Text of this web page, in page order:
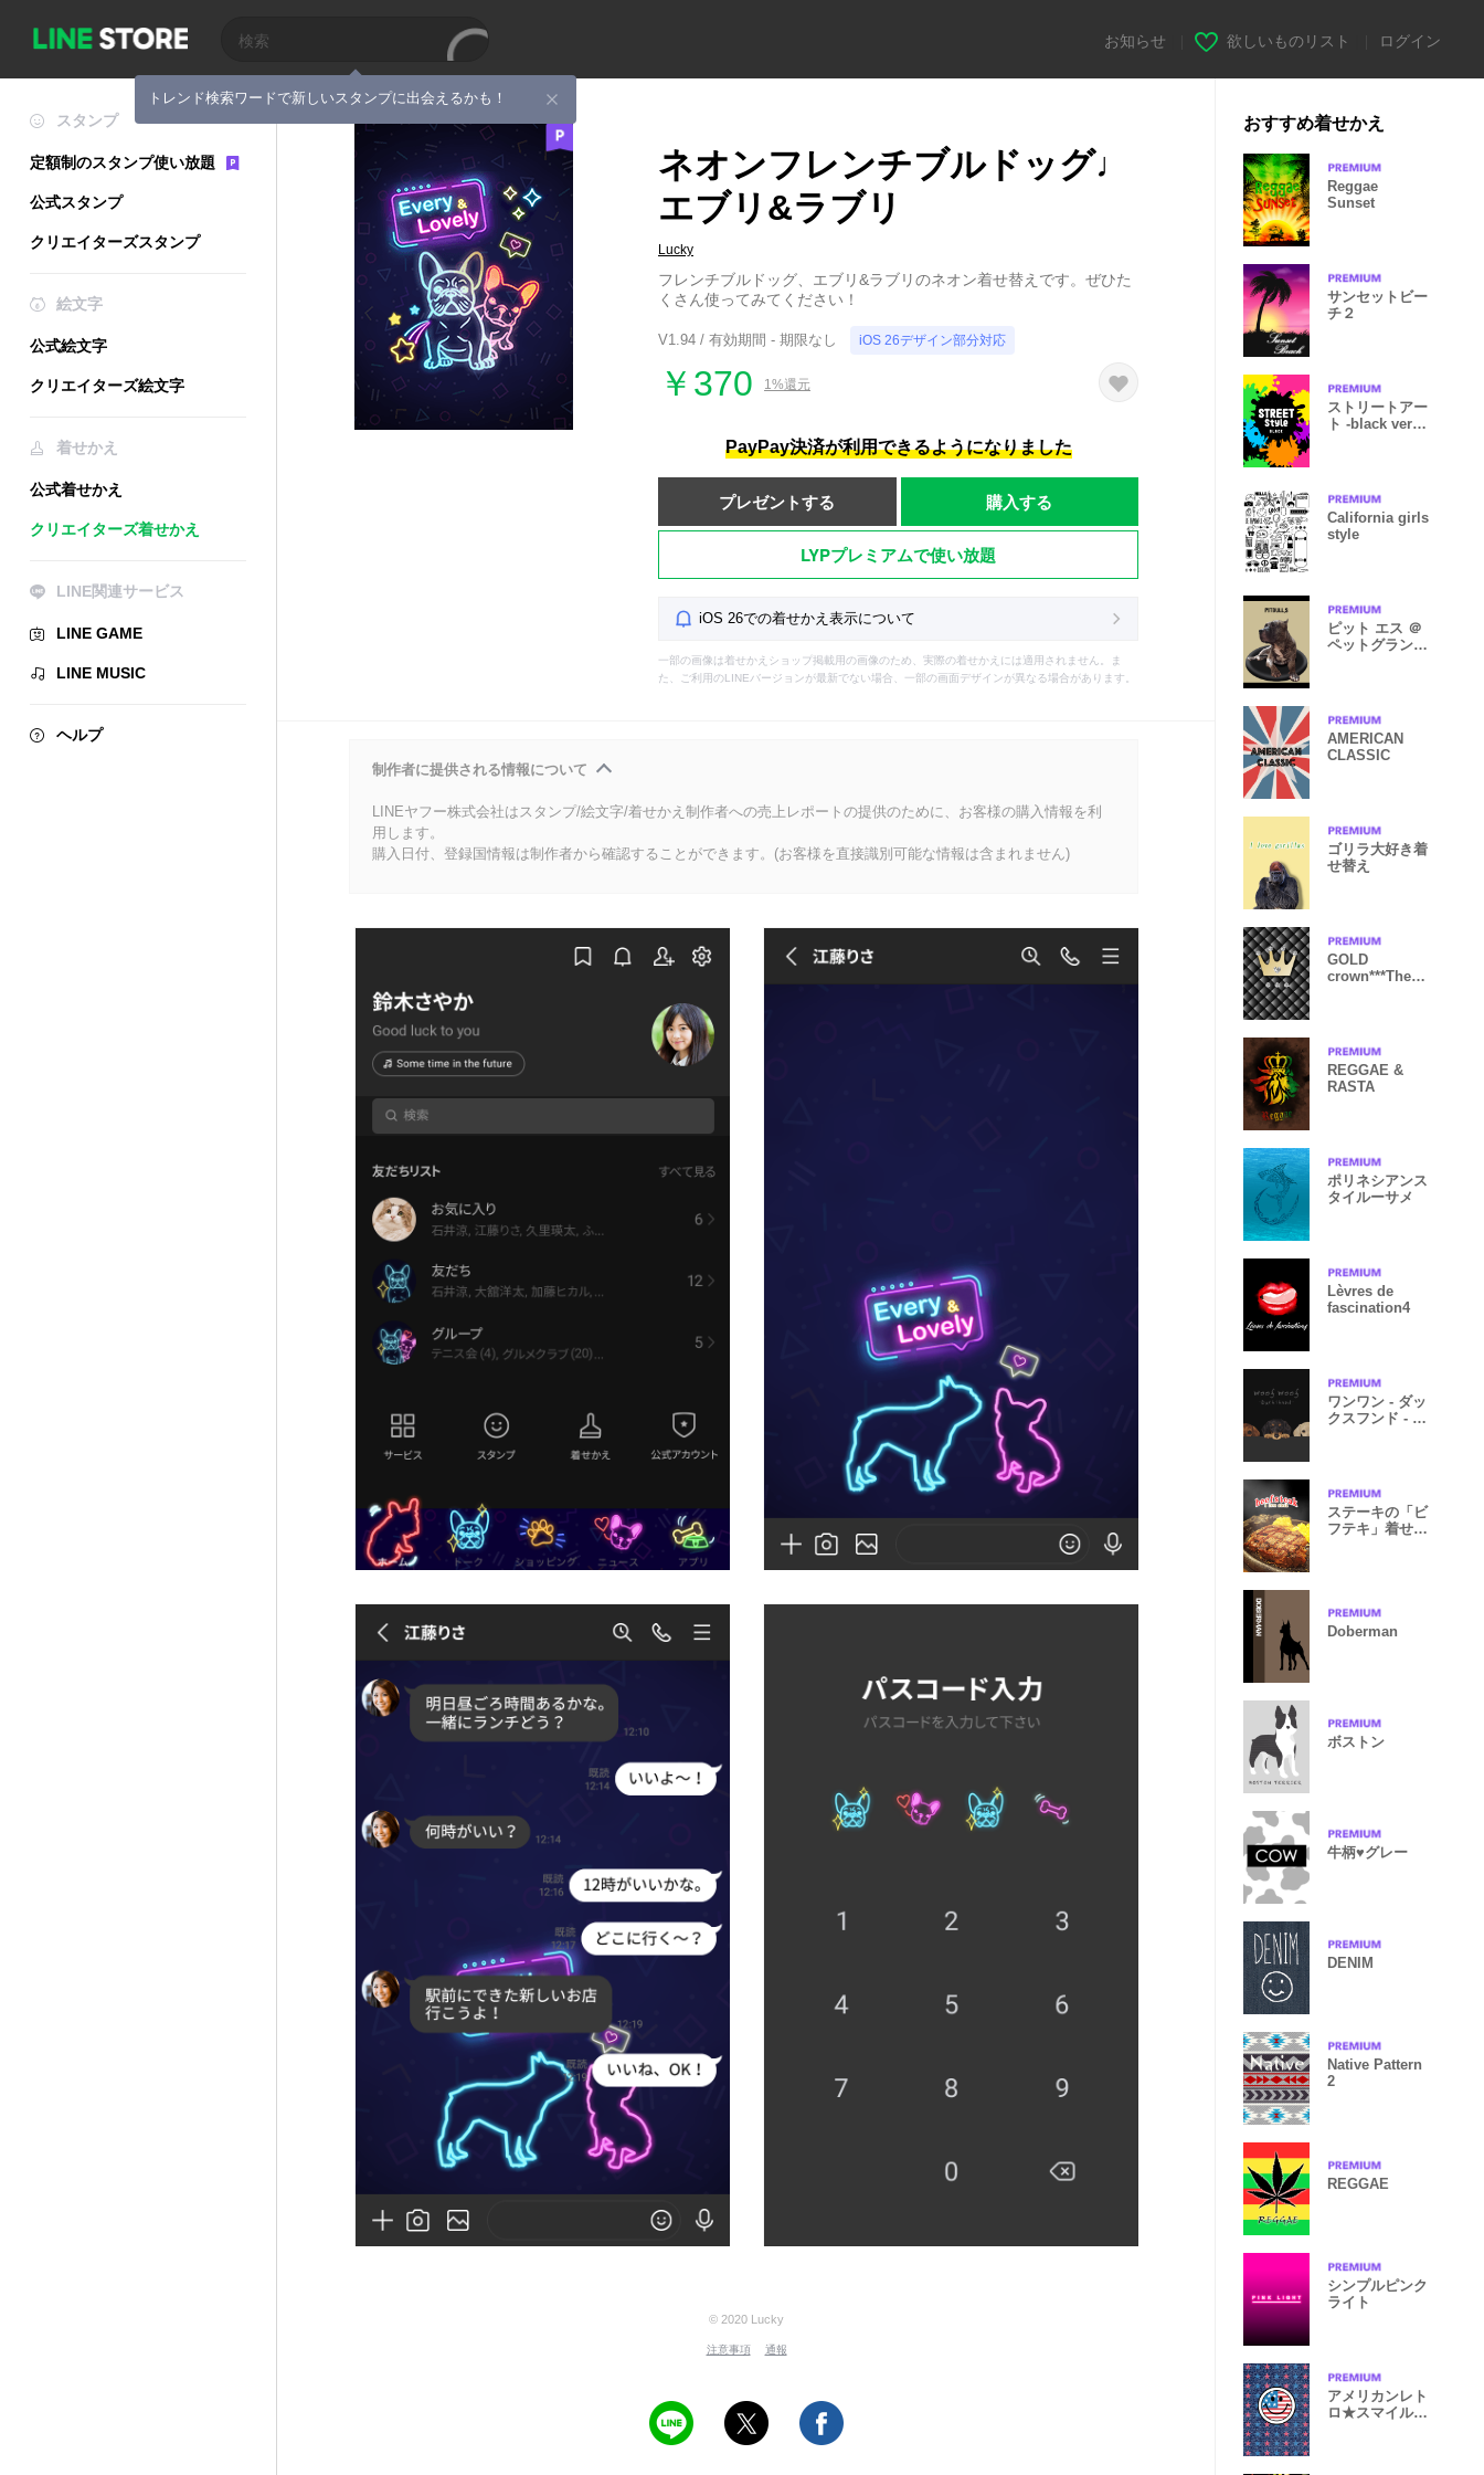
トレンド検索ワードで新しいスタンプに出会えるかも！
お知らせ 欲しいものリスト ログイン
スタンプ
定額制のスタンプ使い放題
公式スタンプ
クリエイターズスタンプ
絵文字
公式絵文字
クリエイターズ絵文字
着せかえ
公式着せかえ
クリエイターズ着せかえ
LINE関連サービス
LINE GAME
LINE MUSIC
ヘルプ
ネオンフレンチブルドッグ♩
エブリ&ラブリ
Lucky
フレンチブルドッグ、エブリ&ラブリのネオン着せ替えです。ぜひた
くさん使ってみてください！
V1.94 / 有効期間 - 期限なし iOS 26デザイン部分対応
￥370 1%還元
PayPay決済が利用できるようになりました
プレゼントする 購入する
LYPプレミアムで使い放題
iOS 26での着せかえ表示について
一部の画像は着せかえショップ掲載用の画像のため、実際の着せかえには適用されません。ま
た、ご利用のLINEバージョンが最新でない場合、一部の画面デザインが異なる場合があります。
制作者に提供される情報について
LINEヤフー株式会社はスタンプ/絵文字/着せかえ制作者への売上レポートの提供のために、お客様の購入情報を利
用します。
購入日付、登録国情報は制作者から確認することができます。(お客様を直接識別可能な情報は含まれません)
© 2020 Lucky
注意事項 通報
おすすめ着せかえ
Reggae
Sunset
サンセットビー
チ２
ストリートアー
ト -black ver.-
California girls
style
ピット エス ＠
ペットグランプ
AMERICAN
CLASSIC
ゴリラ大好き着
せ替え
GOLD
crown***Them
REGGAE &
RASTA
ポリネシアンス
タイルーサメ
Lèvres de
fascination4
ワンワン - ダッ
クスフンド - 黒
ステーキの「ビ
フテキ」着せ替
Doberman
ボストン
牛柄♥️グレー
DENIM
Native Pattern
2
REGGAE
シンプルピンク
ライト
アメリカンレト
ロ★スマイルデ